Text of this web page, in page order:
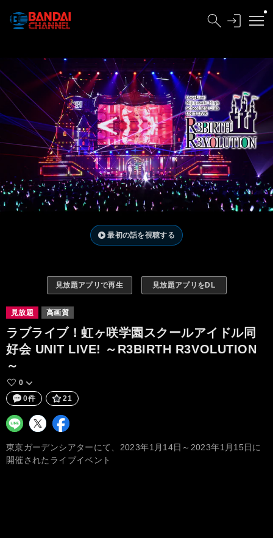
最初の話を視聴する
見放題アプリで再生 見放題アプリをDL
見放題 高画質
ラブライブ！虹ヶ咲学園スクールアイドル同
好会 UNIT LIVE! ～R3BIRTH R3VOLUTION
～
0
0件
21
東京ガーデンシアターにて、2023年1月14日～2023年1月15日に
開催されたライブイベント